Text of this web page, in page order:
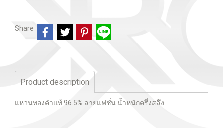
Share
Product description
แหวนทองคำแท้ 96.5% ลายแฟชั่น น้ำหนักครึ่งสลึง